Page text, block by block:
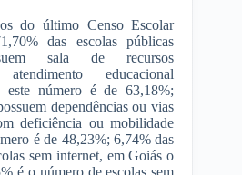
do último Censo Escolar
das escolas públicas
sala de recursos
educacional
este número é de 63,18%;
dependências ou vias
deficiência ou mobilidade
é de 48,23%; 6,74% das
sem internet, em Goiás o